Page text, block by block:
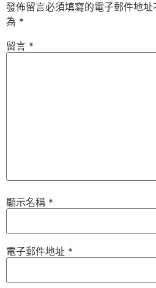
發佈留言必須填寫的電子郵件地址
為 *
留言 *
顯示名稱 *
電子郵件地址 *